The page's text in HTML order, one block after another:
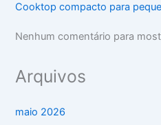
Cooktop compacto para
Nenhum comentário para
Arquivos
maio 2026